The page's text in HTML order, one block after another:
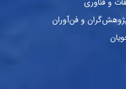
و فن‌آوران